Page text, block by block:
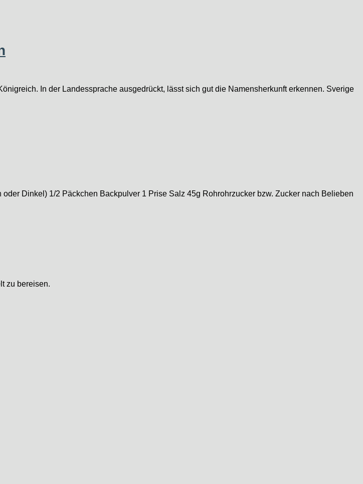
In der Landessprache ausgedrückt, lässt sich gut die Namensherkunft erkennen. Sverige
Dinkel) 1/2 Päckchen Backpulver 1 Prise Salz 45g Rohrohrzucker bzw. Zucker nach Belieben
zu bereisen.